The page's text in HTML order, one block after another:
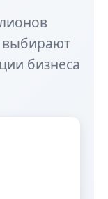
выбирают
бизнеса